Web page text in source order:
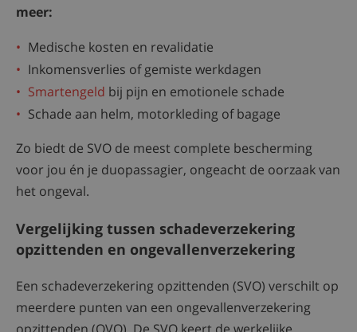
meer:
Medische kosten en revalidatie
Inkomensverlies of gemiste werkdagen
Smartengeld bij pijn en emotionele schade
Schade aan helm, motorkleding of bagage
Zo biedt de SVO de meest complete bescherming
voor jou én je duopassagier, ongeacht de oorzaak van
het ongeval.
Vergelijking tussen schadeverzekering
opzittenden en ongevallenverzekering
Een schadeverzekering opzittenden (SVO) verschilt op
meerdere punten van een ongevallenverzekering